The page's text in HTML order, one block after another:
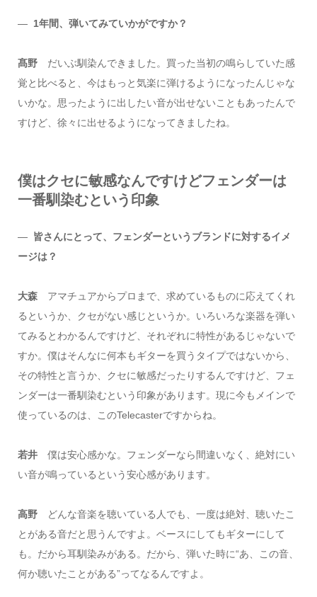
― 1年間、弾いてみていかがですか？
髙野 だいぶ馴染んできました。買った当初の鳴らしていた感
覚と比べると、今はもっと気楽に弾けるようになったんじゃな
いかな。思ったように出したい音が出せないこともあったんで
すけど、徐々に出せるようになってきましたね。
僕はクセに敏感なんですけどフェンダーは
一番馴染むという印象
― 皆さんにとって、フェンダーというブランドに対するイメ
ージは？
大森 アマチュアからプロまで、求めているものに応えてくれ
るというか、クセがない感じというか。いろいろな楽器を弾い
てみるとわかるんですけど、それぞれに特性があるじゃないで
すか。僕はそんなに何本もギターを買うタイプではないから、
その特性と言うか、クセに敏感だったりするんですけど、フェ
ンダーは一番馴染むという印象があります。現に今もメインで
使っているのは、このTelecasterですからね。
若井 僕は安心感かな。フェンダーなら間違いなく、絶対にい
い音が鳴っているという安心感があります。
高野
どんな音楽を聴いている人でも、一度は絶対、聴いたこ
とがある音だと思うんですよ。ベースにしてもギターにして
も。だから耳馴染みがある。だから、弾いた時に“あ、この音、
何か聴いたことがある”ってなるんですよ。